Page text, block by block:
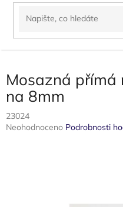
Mosazná přímá
na 8mm
23024
Průměrné
Neohodnoceno Podrobnosti